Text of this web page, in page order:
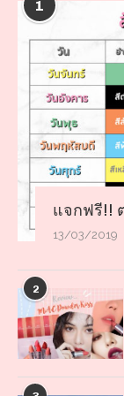
1
แจกฟรี!!
13/03/2019
2